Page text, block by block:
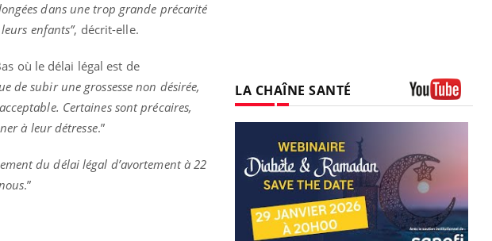
dans une trop grande précarité
enfants”, décrit-elle.
où le délai légal est de
de subir une grossesse non désirée,
Certaines sont précaires,
à leur détresse.”
du délai légal d’avortement à 22
.”
LA CHAÎNE SANTÉ